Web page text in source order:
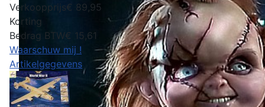
Verkoopprijs€ 89,95
Korting
Bedrag BTW€ 15,61
Waarschuw mij !
Artikelgegevens